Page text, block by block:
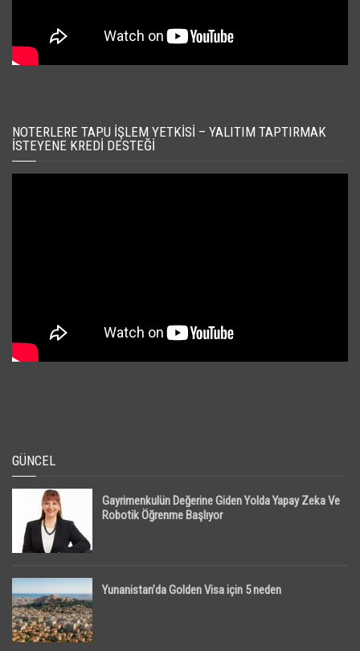
NOTERLERE TAPU İŞLEM YETKISI – YALITIM TAPTIRMAK
İSTEYENE KREDI DESTEĞI
GÜNCEL
Gayrimenkulün Değerine Giden Yolda Yapay Zeka Ve
Robotik Öğrenme Başlıyor
Yunanistan’da Golden Visa için 5 neden